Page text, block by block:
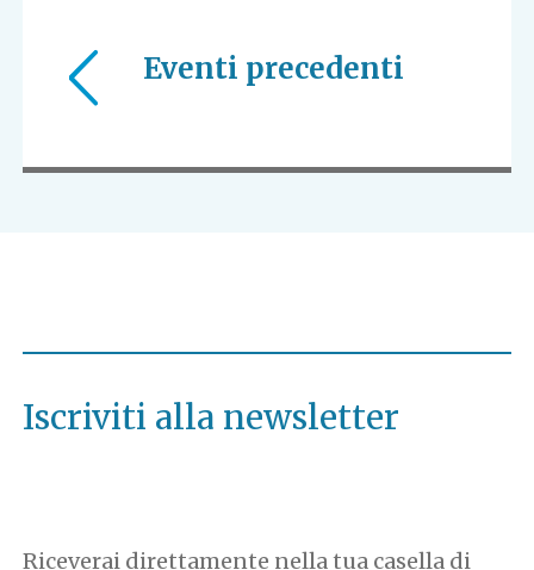
Eventi precedenti
Iscriviti alla newsletter
Riceverai direttamente nella tua casella di